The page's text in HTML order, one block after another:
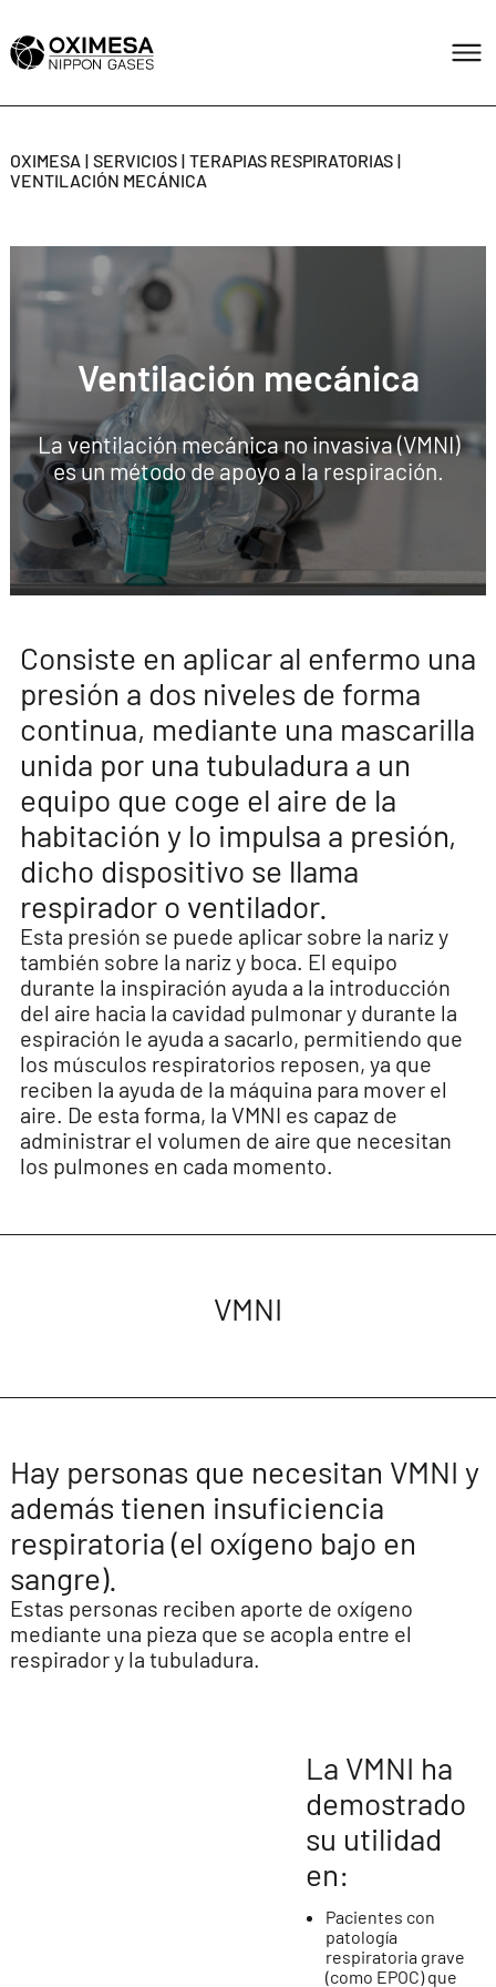
OXIMESA SERVICIOS TERAPIAS RESPIRATORIAS
VENTILACIÓN MECÁNICA
Ventilación mecánica
La ventilación mecánica no invasiva (VMNI)
es un método de apoyo a la respiración.
Consiste en aplicar al enfermo una
presión a dos niveles de forma
continua, mediante una mascarilla
unida por una tubuladura a un
equipo que coge el aire de la
habitación y lo impulsa a presión,
dicho dispositivo se llama
respirador o ventilador.
Esta presión se puede aplicar sobre la nariz y
también sobre la nariz y boca. El equipo
durante la inspiración ayuda a la introducción
del aire hacia la cavidad pulmonar y durante la
espiración le ayuda a sacarlo, permitiendo que
los músculos respiratorios reposen, ya que
reciben la ayuda de la máquina para mover el
aire. De esta forma, la VMNI es capaz de
administrar el volumen de aire que necesitan
los pulmones en cada momento.
VMNI
Hay personas que necesitan VMNI y
además tienen insuficiencia
respiratoria (el oxígeno bajo en
sangre).
Estas personas reciben aporte de oxígeno
mediante una pieza que se acopla entre el
respirador y la tubuladura.
La VMNI ha
demostrado
su utilidad
en:
Pacientes con
patología
respiratoria grave
(como EPOC) que